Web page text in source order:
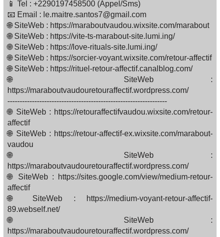
📱 Tel : +2290197458500 (Appel/Sms)
📧 Email : le.maitre.santos7@gmail.com
🌐 SiteWeb : https://maraboutvaudou.wixsite.com/marabout
🌐 SiteWeb : https://vite-ts-marabout-site.lumi.ing/
🌐 SiteWeb : https://love-rituals-site.lumi.ing/
🌐 SiteWeb : https://sorcier-voyant.wixsite.com/retour-affectif
🌐 SiteWeb : https://rituel-retour-affectif.canalblog.com/
🌐 SiteWeb :
https://maraboutvaudouretouraffectif.wordpress.com/
-----------------------------------------------------------------
🌐 SiteWeb : https://retouraffectifvaudou.wixsite.com/retour-
affectif
🌐 SiteWeb : https://retour-affectif-ex.wixsite.com/marabout-
vaudou
🌐 SiteWeb :
https://maraboutvaudouretouraffectif.wordpress.com/
🌐 SiteWeb : https://sites.google.com/view/medium-retour-
affectif
🌐 SiteWeb : https://medium-voyant-retour-affectif-
89.webself.net/
🌐 SiteWeb :
https://maraboutvaudouretouraffectif.wordpress.com/